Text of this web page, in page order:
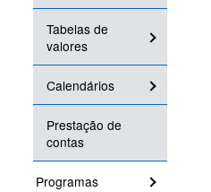
Tabelas de
valores
Calendários
Prestação de
contas
Programas